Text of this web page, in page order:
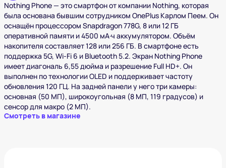
Nothing Phone — это смартфон от компании Nothing, которая
была основана бывшим сотрудником OnePlus Карлом Пеем. Он
оснащён процессором Snapdragon 778G, 8 или 12 ГБ
оперативной памяти и 4500 мА·ч аккумулятором. Объём
накопителя составляет 128 или 256 ГБ. В смартфоне есть
поддержка 5G, Wi-Fi 6 и Bluetooth 5.2. Экран Nothing Phone
имеет диагональ 6,55 дюйма и разрешение Full HD+. Он
выполнен по технологии OLED и поддерживает частоту
обновления 120 ГЦ. На задней панели у него три камеры:
основная (50 МП), широкоугольная (8 МП, 119 градусов) и
сенсор для макро (2 МП).
Смотреть в магазине